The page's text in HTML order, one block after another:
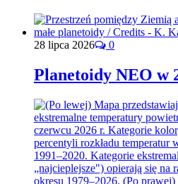
28 lipca 2026 0
Planetoidy NEO w